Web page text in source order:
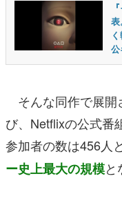
そんな同作で展開
び、Netflixの公式番
参加者の数は456人
ー史上最大の規模と